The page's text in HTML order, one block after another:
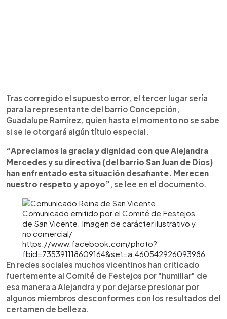
Tras corregido el supuesto error, el tercer lugar sería
para la representante del barrio Concepción,
Guadalupe Ramírez, quien hasta el momento no se sabe
si se le otorgará algún título especial.
“Apreciamos la gracia y dignidad con que Alejandra
Mercedes y su directiva (del barrio San Juan de Dios)
han enfrentado esta situación desafiante. Merecen
nuestro respeto y apoyo”, se lee en el documento.
Comunicado emitido por el Comité de Festejos
de San Vicente. Imagen de carácter ilustrativo y
no comercial/
https://www.facebook.com/photo?
fbid=735391118609164&set=a.460542926093986
En redes sociales muchos vicentinos han criticado
fuertemente al Comité de Festejos por "humillar" de
esa manera a Alejandra y por dejarse presionar por
algunos miembros desconformes con los resultados del
certamen de belleza.